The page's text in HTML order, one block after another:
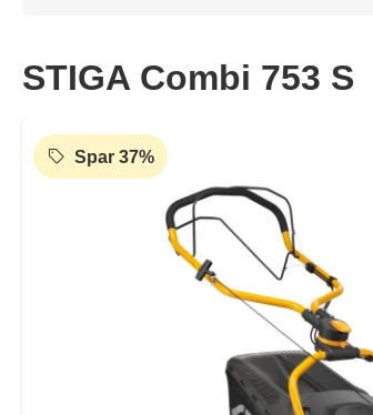
Outlet
4.4 Google Reviews
4.7 Trustpilot
STIGA Combi 753 S
Spar 37%